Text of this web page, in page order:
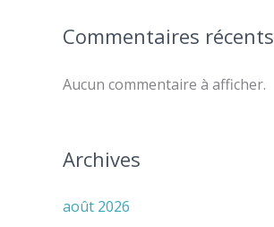
Commentaires récents
Aucun commentaire à afficher.
Archives
août 2026